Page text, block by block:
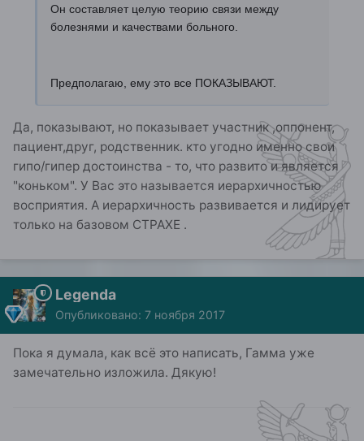
Он составляет целую теорию связи между
болезнями и качествами больного.
Предполагаю, ему это все ПОКАЗЫВАЮТ.
Да, показывают, но показывает участник ,оппонент,
пациент,друг, родственник. кто угодно именно свои
гипо/гипер достоинства - то, что развито и является
"коньком". У Вас это называется иерархичностью
восприятия. А иерархичность развивается и лидирует
только на базовом СТРАХЕ .
Legenda
Опубликовано: 7 ноября 2017
Пока я думала, как всё это написать, Гамма уже
замечательно изложила. Дякую!